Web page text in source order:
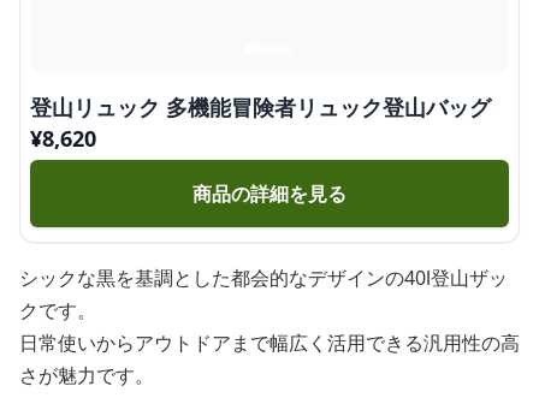
登山リュック 多機能冒険者リュック登山バッグ
¥8,620
商品の詳細を見る
シックな黒を基調とした都会的なデザインの40l登山ザッ
クです。
日常使いからアウトドアまで幅広く活用できる汎用性の高
さが魅力です。